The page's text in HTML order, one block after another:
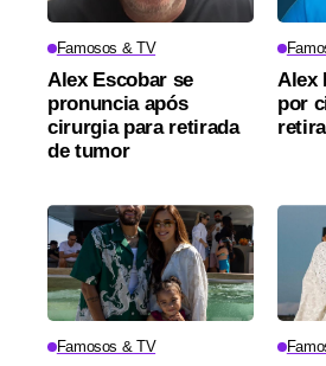
Famosos & TV
Alex Escobar se
pronuncia após
cirurgia para retirada
de tumor
Alex
por
Famosos & TV